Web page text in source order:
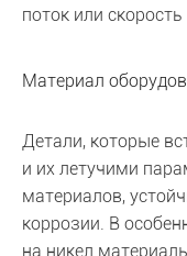
поток или
Материал
Детали, которые
и их летучими
материалов,
коррозии. В
на никел